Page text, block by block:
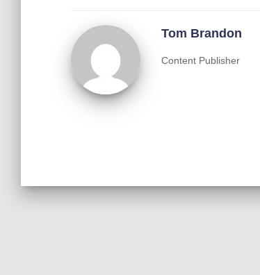
Tom Brandon
Content Publisher